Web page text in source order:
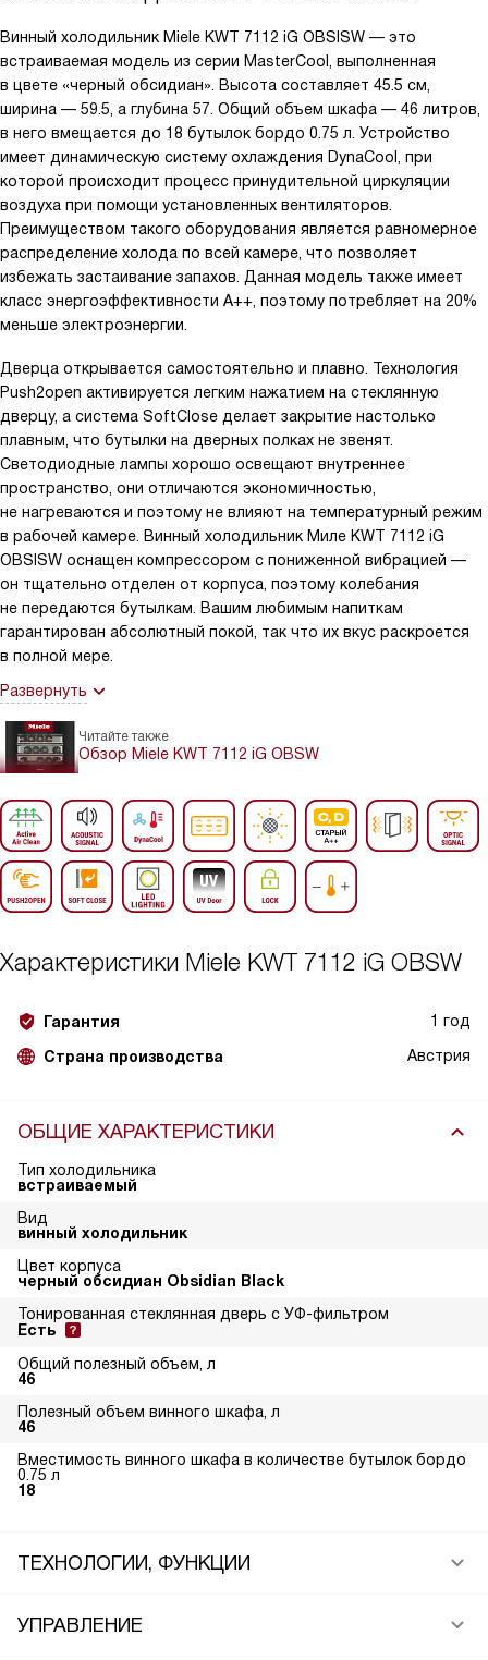
Винный холодильник Miele KWT 7112 iG OBSISW — это
встраиваемая модель из серии MasterCool, выполненная
в цвете «черный обсидиан». Высота составляет 45.5 см,
ширина — 59.5, а глубина 57. Общий объем шкафа — 46 литров,
в него вмещается до 18 бутылок бордо 0.75 л. Устройство
имеет динамическую систему охлаждения DynaCool, при
которой происходит процесс принудительной циркуляции
воздуха при помощи установленных вентиляторов.
Преимуществом такого оборудования является равномерное
распределение холода по всей камере, что позволяет
избежать застаивание запахов. Данная модель также имеет
класс энергоэффективности А++, поэтому потребляет на 20%
меньше электроэнергии.
Дверца открывается самостоятельно и плавно. Технология
Push2open активируется легким нажатием на стеклянную
дверцу, а система SoftClose делает закрытие настолько
плавным, что бутылки на дверных полках не звенят.
Светодиодные лампы хорошо освещают внутреннее
пространство, они отличаются экономичностью,
не нагреваются и поэтому не влияют на температурный режим
в рабочей камере. Винный холодильник Миле KWT 7112 iG
OBSISW оснащен компрессором с пониженной вибрацией —
он тщательно отделен от корпуса, поэтому колебания
не передаются бутылкам. Вашим любимым напиткам
гарантирован абсолютный покой, так что их вкус раскроется
в полной мере.
Развернуть
Читайте также
Обзор Miele KWT 7112 iG OBSW
Характеристики Miele KWT 7112 iG OBSW
Гарантия 1 год
Страна производства Австрия
ОБЩИЕ ХАРАКТЕРИСТИКИ
Тип холодильника
встраиваемый
Вид
винный холодильник
Цвет корпуса
черный обсидиан Obsidian Black
Тонированная стеклянная дверь с УФ-фильтром
Есть
Общий полезный объем, л
46
Полезный объем винного шкафа, л
46
Вместимость винного шкафа в количестве бутылок бордо
0.75 л
18
ТЕХНОЛОГИИ, ФУНКЦИИ
УПРАВЛЕНИЕ